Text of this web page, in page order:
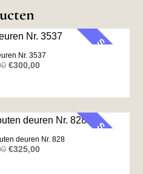
SALE
Nr. 3537
Oorspronkelijke
was:
€525,00.
€300,00Huidige
is:
€300,00.
SALE
deuren Nr. 828
Oorspronkelijke
€325,00Huidige